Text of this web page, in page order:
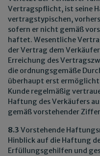
Vertragspflicht, ist seine
vertragstypischen,
sofern er nicht gemäß
haftet. Wesentliche
der Vertrag dem
Erreichung des
die ordnungsgemäße
überhaupt erst
Kunde regelmäßig
Haftung des Verkäufers
gemäß vorstehender
8.3 Vorstehende
Hinblick auf die Haftung
Erfüllungsgehilfen und